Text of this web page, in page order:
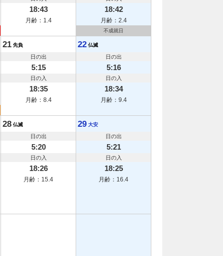
18:43
月齢：1.4
18:42
月齢：2.4
不成就日
21 先負
日の出
5:15
日の入
18:35
月齢：8.4
22 仏滅
日の出
5:16
日の入
18:34
月齢：9.4
28 仏滅
日の出
5:20
日の入
18:26
月齢：15.4
29 大安
日の出
5:21
日の入
18:25
月齢：16.4